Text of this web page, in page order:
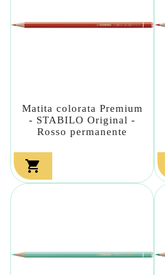
Matita colorata Premium
- STABILO Original -
Rosso permanente
